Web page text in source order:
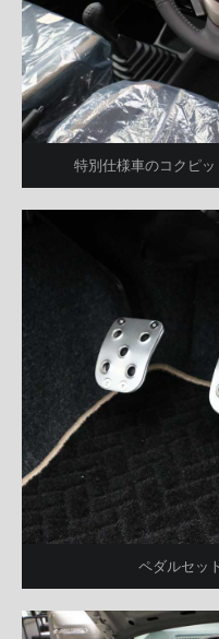
特別仕様車のコクピ
ペダルセッ